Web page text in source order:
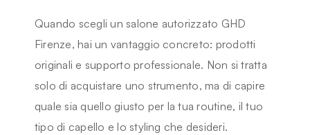
Quando scegli un salone autorizzato GHD
Firenze, hai un vantaggio concreto: prodotti
originali e supporto professionale. Non si tratta
solo di acquistare uno strumento, ma di capire
quale sia quello giusto per la tua routine, il tuo
tipo di capello e lo styling che desideri.